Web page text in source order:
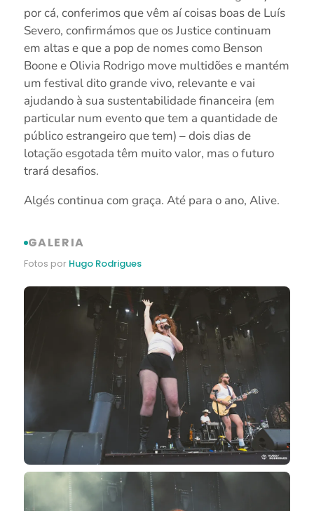
por cá, conferimos que vêm aí coisas boas de Luís
Severo, confirmámos que os Justice continuam
em altas e que a pop de nomes como Benson
Boone e Olivia Rodrigo move multidões e mantém
um festival dito grande vivo, relevante e vai
ajudando à sua sustentabilidade financeira (em
particular num evento que tem a quantidade de
público estrangeiro que tem) – dois dias de
lotação esgotada têm muito valor, mas o futuro
trará desafios.
Algés continua com graça. Até para o ano, Alive.
GALERIA
Fotos por Hugo Rodrigues